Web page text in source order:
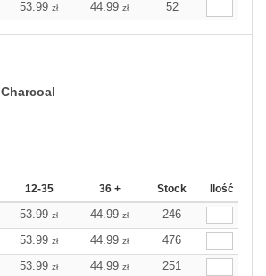
53.99 zł 44.99 zł 52
Charcoal
12-35 36 + Stock Ilość
53.99 zł 44.99 zł
246
53.99 zł 44.99 zł
476
53.99 zł 44.99 zł
251